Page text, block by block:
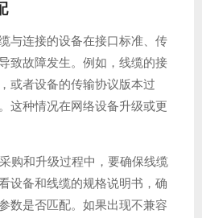
与连接的设备在接口标准、传
致故障发生。例如，线缆的接
或者设备的传输协议版本过
这种情况在网络设备升级或更
购和升级过程中，要确保线缆
设备和线缆的规格说明书，确
数是否匹配。如果出现不兼容